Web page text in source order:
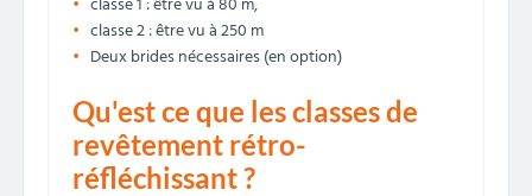
classe 2 : être vu à 250 m
Deux brides nécessaires (en option)
Qu'est ce que les classes de
revêtement rétro-
réfléchissant ?